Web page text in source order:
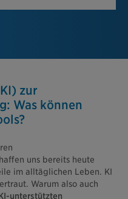
zur
Was können
uns bereits heute
im alltäglichen Leben. KI
Warum also auch
unterstützten